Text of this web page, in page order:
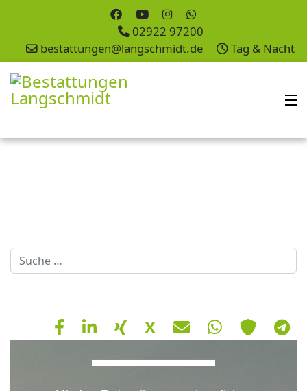
02922 97200
bestattungen@langschmidt.de
Tag & Nacht
Suchen
X